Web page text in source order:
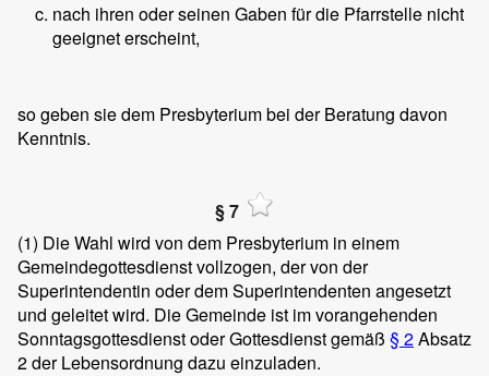
nach ihren oder seinen Gaben für die Pfarrstelle nicht
geeignet erscheint,
so geben sie dem Presbyterium bei der Beratung davon
Kenntnis.
§ 7
(1) Die Wahl wird von dem Presbyterium in einem
Gemeindegottesdienst vollzogen, der von der
Superintendentin oder dem Superintendenten angesetzt
und geleitet wird. Die Gemeinde ist im vorangehenden
Sonntagsgottesdienst oder Gottesdienst gemäß § 2Absatz
2 der Lebensordnung dazu einzuladen.